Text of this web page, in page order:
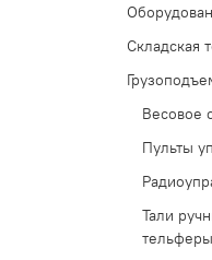
Складская
Весовое
Пульты
Тали
тельферы